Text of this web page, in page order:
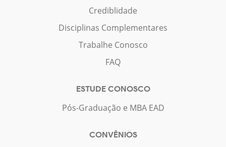
Crediblidade
Disciplinas Complementares
Trabalhe Conosco
FAQ
ESTUDE CONOSCO
Pós-Graduação e MBA EAD
CONVÊNIOS